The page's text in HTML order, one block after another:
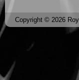
Copyright © 2026